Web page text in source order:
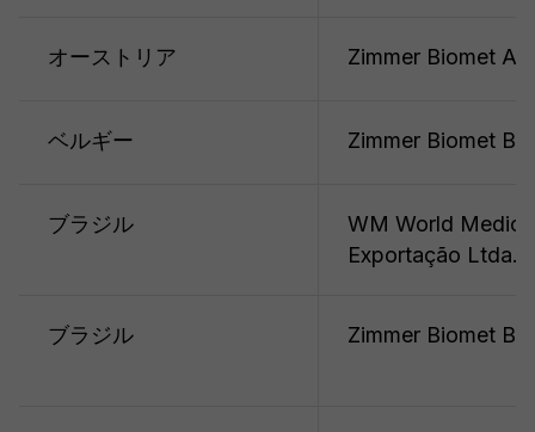
オーストリア Zimmer Biomet
ベルギー Zimmer Biomet BV
ブラジル
WM World
Exportação Ltda.
ブラジル Zimmer Biomet